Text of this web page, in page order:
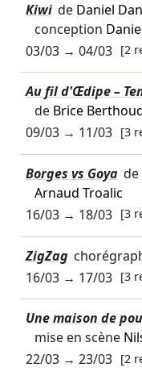
Kiwi de Daniel
conception
03/03→ 04/03 [2
Au fil d'Œdipe –
de Brice
09/03→ 11/03 [3
Borges vs Goya de
Arnaud Troalic
16/03→ 18/03 [3
ZigZag
16/03→ 17/03 [3
Une maison de
mise en scène
22/03→ 23/03 [2